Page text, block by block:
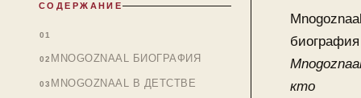
СОДЕРЖАНИЕ
MNOGOZNAAL БИОГРАФИЯ
MNOGOZNAAL В ДЕТСТВЕ
биография
кто